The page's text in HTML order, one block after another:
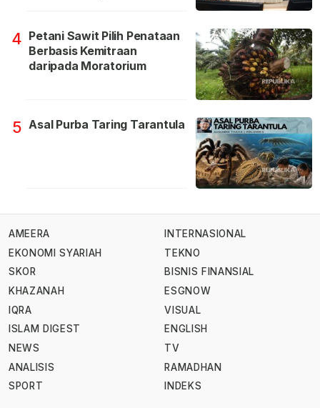
4 Petani Sawit Pilih Penataan
Berbasis Kemitraan
daripada Moratorium
5 Asal Purba Taring Tarantula
AMEERA
EKONOMI SYARIAH
SKOR
KHAZANAH
IQRA
ISLAM DIGEST
NEWS
ANALISIS
SPORT
INTERNASIONAL
TEKNO
BISNIS FINANSIAL
ESGNOW
VISUAL
ENGLISH
TV
RAMADHAN
INDEKS